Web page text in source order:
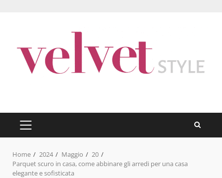
PRIMARY
MENU
Home 2024 Maggio
20
Parquet scuro in casa, come abbinare gli arredi per una casa
elegante e sofisticata